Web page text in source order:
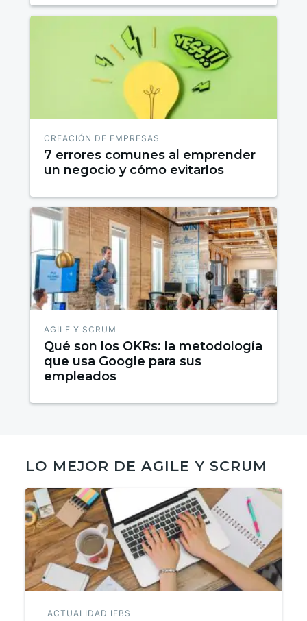
CREACIÓN DE EMPRESAS
7 errores comunes al emprender
un negocio y cómo evitarlos
AGILE Y SCRUM
Qué son los OKRs: la metodología
que usa Google para sus
empleados
LO MEJOR DE AGILE Y SCRUM
ACTUALIDAD IEBS